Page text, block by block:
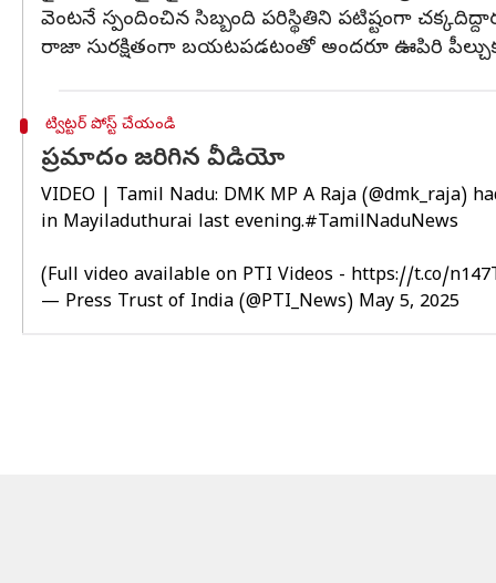
వెంటనే స్పందించిన సిబ్బంది పరిస్థితిని పటిష్టంగా
రాజా సురక్షితంగా బయటపడటంతో అందరూ ఊపిరి
ట్విట్టర్ పోస్ట్ చేయండి
ప్రమాదం జరిగిన వీడియో
VIDEO | Tamil Nadu: DMK MP A Raja (@dmk_raja)
in Mayiladuthurai last evening.#TamilNaduNews
(Full video available on PTI Videos - https://t.co/
— Press Trust of India (@PTI_News) May 5, 2025